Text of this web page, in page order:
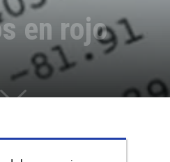
en rojo